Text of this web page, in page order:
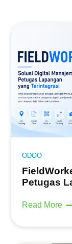
ODOO
Petugas
Read More